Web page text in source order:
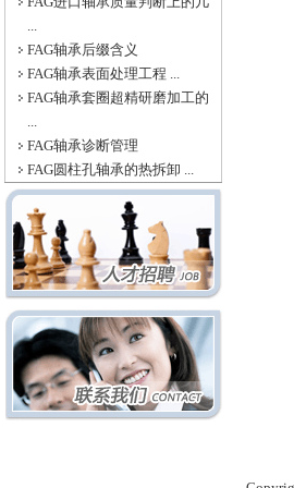
...
FAG轴承后缀含义
FAG轴承表面处理工程 ...
FAG轴承套圈超精研磨加工的
...
FAG轴承诊断管理
FAG圆柱孔轴承的热拆卸 ...